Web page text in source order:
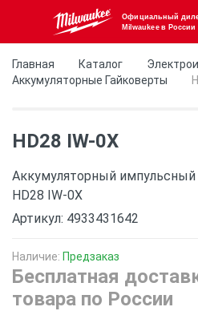
Официальный
Milwaukee в России
Главная Каталог
Аккумуляторные Гайковерты
HD28 IW-0X
Аккумуляторный импульсный
HD28 IW-0X
Артикул: 4933431642
Наличие: Предзаказ
Бесплатная
товара по России